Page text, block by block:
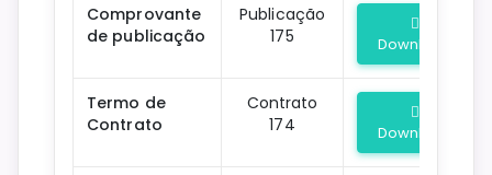
Comprovante
de publicação
Publicação
175
Download
Termo de
Contrato
Contrato
174
Download